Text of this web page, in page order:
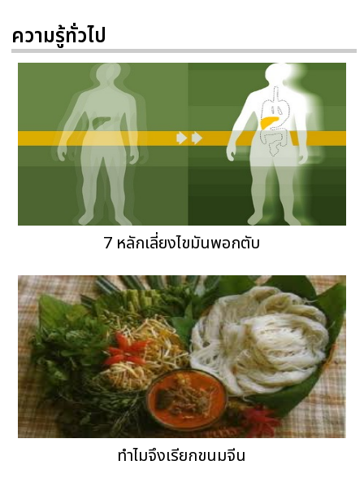
ความรู้ทั่วไป
7 หลักเลี่ยงไขมันพอกตับ
ทำไมจึงเรียกขนมจีน